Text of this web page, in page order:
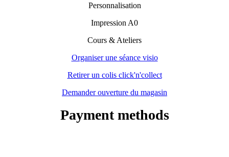
Personnalisation
Impression A0
Cours & Ateliers
Organiser une séance visio
Retirer un colis click'n'collect
Demander ouverture du magasin
Payment methods